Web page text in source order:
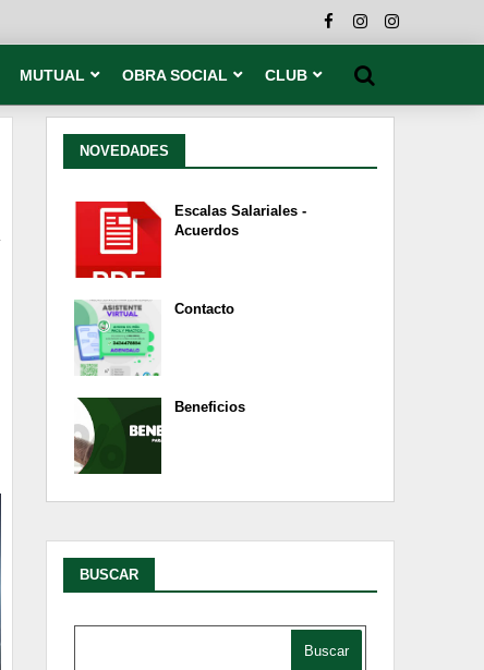
MUTUAL OBRA SOCIAL CLUB
NOVEDADES
Escalas Salariales -
Acuerdos
Contacto
Beneficios
BUSCAR